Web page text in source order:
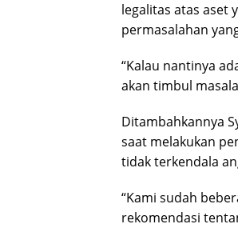
legalitas atas aset
permasalahan
“Kalau nantinya
akan timbul
Ditambahkannya
saat melakukan
tidak terkendala
“Kami sudah
rekomendasi